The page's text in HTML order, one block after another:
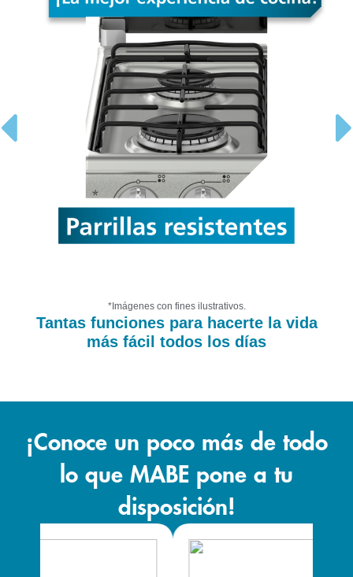
*Imágenes con fines ilustrativos.
Tantas funciones para hacerte la vida
más fácil todos los días
¡Conoce un poco más de todo
lo que MABE pone a tu
disposición!